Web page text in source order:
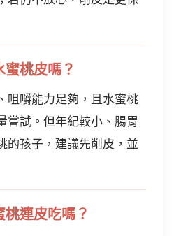
桃皮嗎？
咀嚼能力足夠，且水蜜桃
嘗試。但年紀較小、腸胃
的孩子，建議先削皮，並
連皮吃嗎？